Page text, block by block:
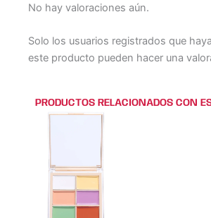
No hay valoraciones aún.
Solo los usuarios registrados que
este producto pueden hacer una
PRODUCTOS RELACIONADOS CON
Este
múltiples
variantes.
Las
Este
tiene
múltiples
variantes.
Las